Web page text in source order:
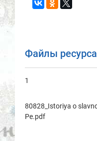
Файлы
1
80828_Istoriya o
Pe.pdf